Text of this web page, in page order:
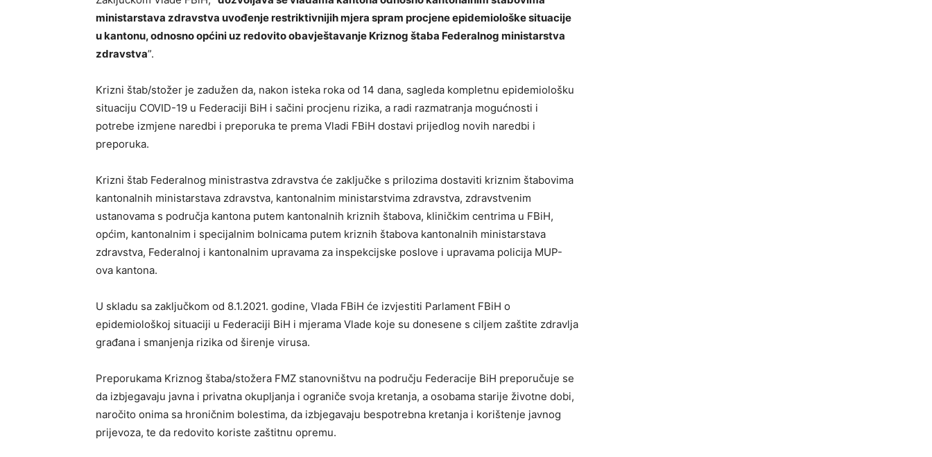
ministarstava zdravstva uvođenje restriktivnijih mjera spram procjene epidemiološke situacije
u kantonu, odnosno općini uz redovito obavještavanje Kriznog štaba Federalnog ministarstva
zdravstva”.
Krizni štab/stožer je zadužen da, nakon isteka roka od 14 dana, sagleda kompletnu epidemiološku
situaciju COVID-19 u Federaciji BiH i sačini procjenu rizika, a radi razmatranja mogućnosti i
potrebe izmjene naredbi i preporuka te prema Vladi FBiH dostavi prijedlog novih naredbi i
preporuka.
Krizni štab Federalnog ministrastva zdravstva će zaključke s prilozima dostaviti kriznim štabovima
kantonalnih ministarstava zdravstva, kantonalnim ministarstvima zdravstva, zdravstvenim
ustanovama s područja kantona putem kantonalnih kriznih štabova, kliničkim centrima u FBiH,
općim, kantonalnim i specijalnim bolnicama putem kriznih štabova kantonalnih ministarstava
zdravstva, Federalnoj i kantonalnim upravama za inspekcijske poslove i upravama policija MUP-
ova kantona.
U skladu sa zaključkom od 8.1.2021. godine, Vlada FBiH će izvjestiti Parlament FBiH o
epidemiološkoj situaciji u Federaciji BiH i mjerama Vlade koje su donesene s ciljem zaštite zdravlja
građana i smanjenja rizika od širenje virusa.
Preporukama Kriznog štaba/stožera FMZ stanovništvu na području Federacije BiH preporučuje se
da izbjegavaju javna i privatna okupljanja i ograniče svoja kretanja, a osobama starije životne dobi,
naročito onima sa hroničnim bolestima, da izbjegavaju bespotrebna kretanja i korištenje javnog
prijevoza, te da redovito koriste zaštitnu opremu.